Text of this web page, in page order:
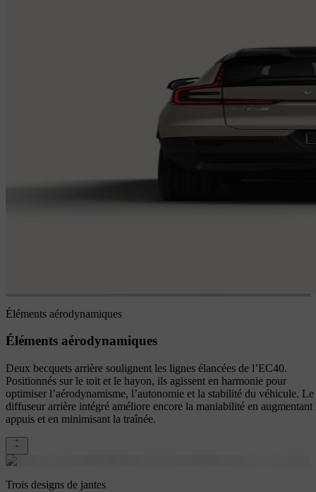
Éléments aérodynamiques
Éléments aérodynamiques
Deux becquets arrière soulignent les lignes élancées de l’EC40.
Positionnés sur le toit et le hayon, ils agissent en harmonie pour
optimiser l’aérodynamisme, l’autonomie et la stabilité du véhicule. Le
diffuseur arrière intégré améliore encore la maniabilité en augmentant
appuis et en minimisant la traînée.
Trois designs de jantes